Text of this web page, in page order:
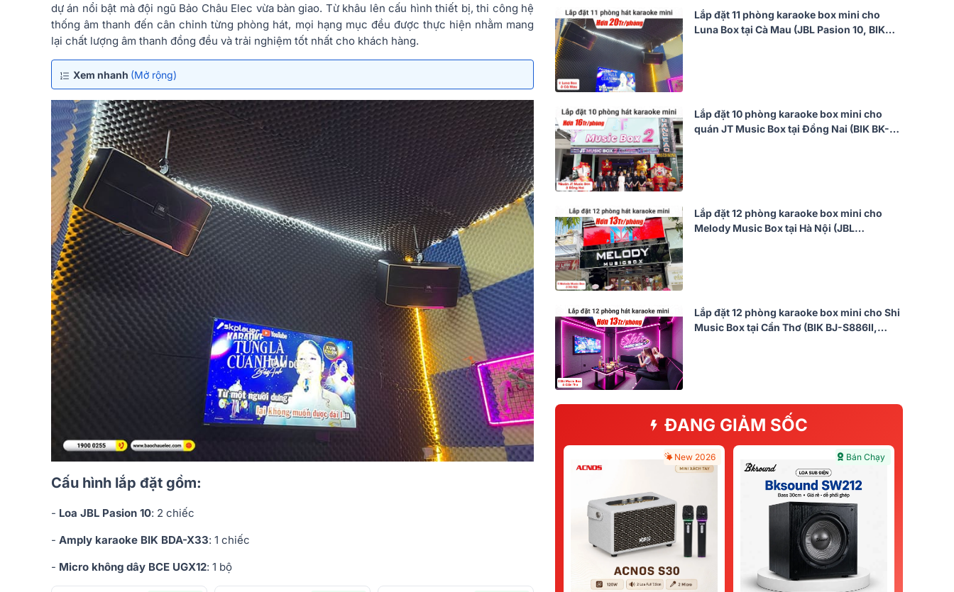
dự án nổi bật mà đội ngũ Bảo Châu Elec vừa bàn giao. Từ khâu lên cấu hình thiết bị, thi công hệ
thống âm thanh đến cân chỉnh từng phòng hát, mọi hạng mục đều được thực hiện nhằm mang
lại chất lượng âm thanh đồng đều và trải nghiệm tốt nhất cho khách hàng.
Xem nhanh (Mở rộng)
Cấu hình lắp đặt gồm:
- Loa JBL Pasion 10: 2 chiếc
- Amply karaoke BIK BDA-X33: 1 chiếc
- Micro không dây BCE UGX12: 1 bộ
Lắp đặt 11 phòng karaoke box mini cho
Luna Box tại Cà Mau (JBL Pasion 10, BIK
Lắp đặt 10 phòng karaoke box mini cho
quán JT Music Box tại Đồng Nai (BIK BK-
Lắp đặt 12 phòng karaoke box mini cho
Melody Music Box tại Hà Nội (JBL
Lắp đặt 12 phòng karaoke box mini cho Shi
Music Box tại Cần Thơ (BIK BJ-S886II,
ĐANG GIẢM SỐC
New 2026 Bán Chạy